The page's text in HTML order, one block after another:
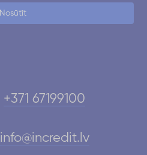
Nosūtīt
+371 67199100
info@incredit.lv